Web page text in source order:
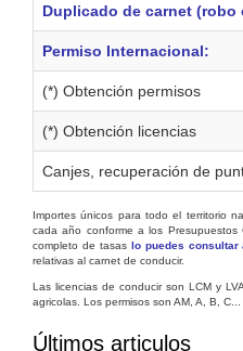
Duplicado de carnet (robo
Permiso Internacional:
(*) Obtención permisos
(*) Obtención licencias
Canjes, recuperación de
Importes únicos para todo el territorio
cada año conforme a los
completo de tasas lo puedes consultar
relativas al carnet de conducir.
Las licencias de conducir son LCM y
agricolas. Los permisos son AM, A, B, C...
Últimos articulos